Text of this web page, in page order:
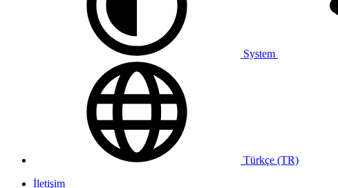
System
Türkçe (TR)
İletişim